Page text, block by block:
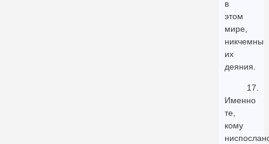
в
этом
мире,
никчемны
их
деяния.
17.
Именно
те,
кому